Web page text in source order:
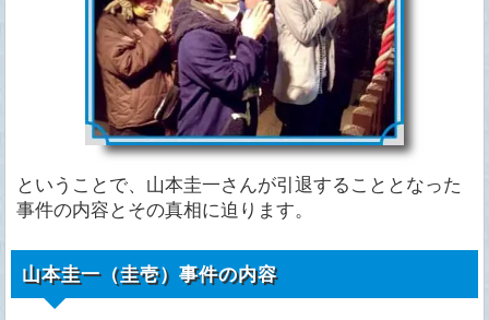
ということで、山本圭一さんが引退することとなった
事件の内容とその真相に迫ります。
山本圭一（圭壱）事件の内容